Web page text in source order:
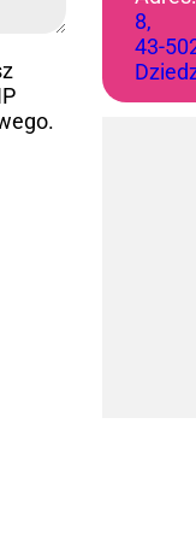
8,
43-